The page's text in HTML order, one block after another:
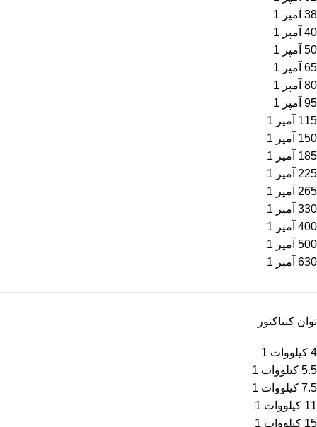
38 آمپر
1
40 آمپر
1
50 آمپر
1
65 آمپر
1
80 آمپر
1
95 آمپر
1
115 آمپر
1
150 آمپر
1
185 آمپر
1
225 آمپر
1
265 آمپر
1
330 آمپر
1
400 آمپر
1
500 آمپر
1
630 آمپر
1
توان کنتاکتور
4 کیلووات
1
5.5 کیلووات
1
7.5 کیلووات
1
11 کیلووات
1
15 کیلووات
1